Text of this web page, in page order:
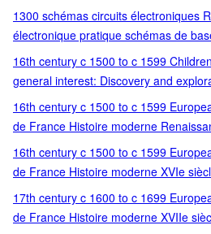
Speculative
1300 schémas circuits électroniques
électronique pratique schémas de
électroniques recueil de circuits
électronique numérique référence
16th century c 1500 to c 1599
general interest: Discovery and
jeunesse Histoire dès 6 ans
Teenage general interest: Discovery
16th century c 1500 to c 1599
de France Histoire moderne
16th century c 1500 to c 1599
de France Histoire moderne XVIe
17th century c 1600 to c 1699
de France Histoire moderne XVIIe